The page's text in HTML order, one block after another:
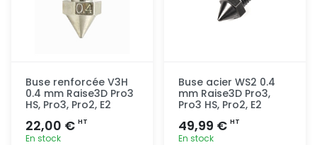
Buse renforcée V3H
0.4 mm Raise3D Pro3
HS, Pro3, Pro2, E2
22,00 € HT
En stock
Buse acier WS2 0.4
mm Raise3D Pro3,
Pro3 HS, Pro2, E2
49,99 € HT
En stock